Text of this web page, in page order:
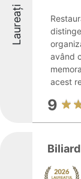
Laureați
având
acest
9